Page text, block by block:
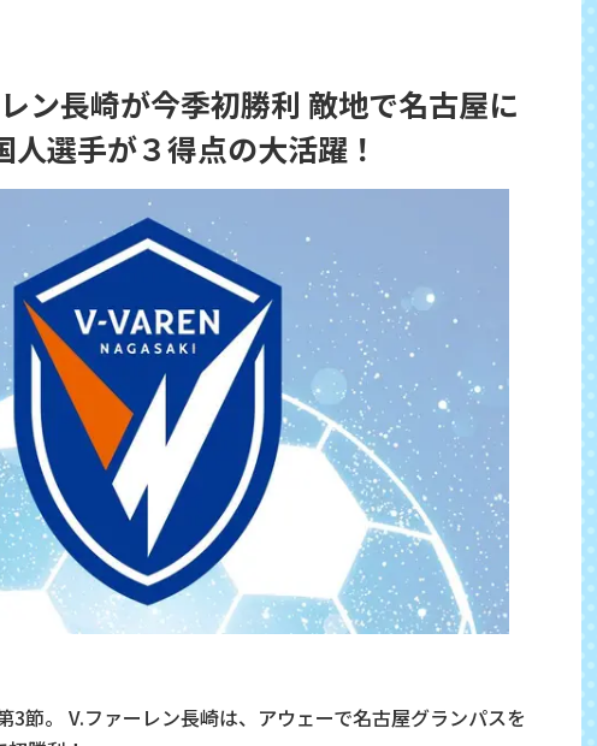
レン長崎が今季初勝利 敵地で名古屋に
選手が３得点の大活躍！
3節。 V.ファーレン長崎は、アウェーで名古屋グランパスを